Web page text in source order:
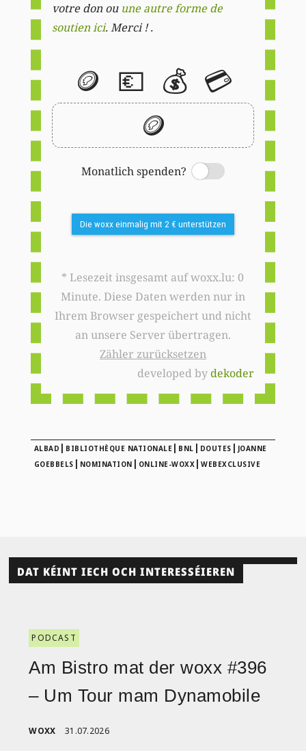
votre don ou une autre forme de
soutien ici. Merci ! .
🪙 💶 💰 💳
🪙
Monatlich spenden?
Switch
Die woxx einmalig mit 2 € unterstützen
* Lesezeit insgesamt auf woxx.lu: 0
Minute. Diese Daten werden nur in
Ihrem Browser gespeichert und nicht
an unsere Server übertragen.
Zähler zurücksetzen
developed bydekoder
ALBAD | BIBLIOTHÈQUE NATIONALE | BNL | DOUTES | JOANNE
GOEBBELS | NOMINATION | ONLINE-WOXX |WEBEXCLUSIVE
DAT KÉINT IECH OCH INTERESSÉIEREN
PODCAST
Am Bistro mat der woxx #396
– Um Tour mam Dynamobile
WOXX 31.07.2026